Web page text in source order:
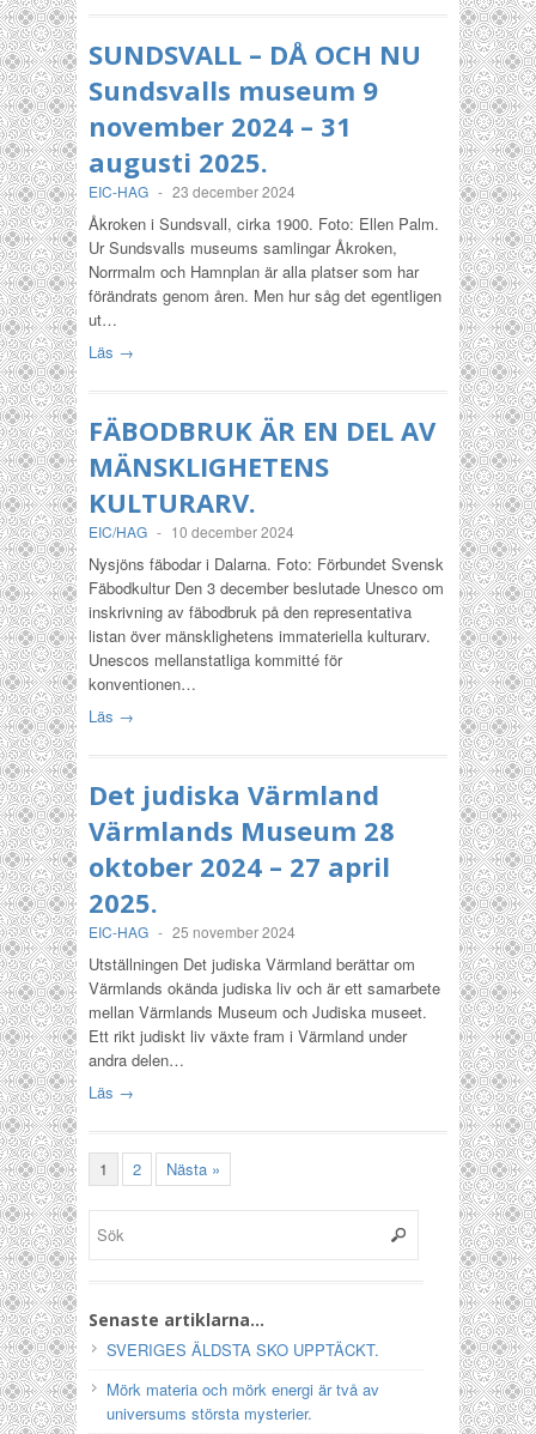
SUNDSVALL – DÅ OCH NU
Sundsvalls museum 9
november 2024 – 31
augusti 2025.
EIC-HAG - 23 december 2024
Åkroken i Sundsvall, cirka 1900. Foto: Ellen Palm.
Ur Sundsvalls museums samlingar Åkroken,
Norrmalm och Hamnplan är alla platser som har
förändrats genom åren. Men hur såg det egentligen
ut…
Läs →
FÄBODBRUK ÄR EN DEL AV
MÄNSKLIGHETENS
KULTURARV.
EIC/HAG - 10 december 2024
Nysjöns fäbodar i Dalarna. Foto: Förbundet Svensk
Fäbodkultur Den 3 december beslutade Unesco om
inskrivning av fäbodbruk på den representativa
listan över mänsklighetens immateriella kulturarv.
Unescos mellanstatliga kommitté för
konventionen…
Läs →
Det judiska Värmland
Värmlands Museum 28
oktober 2024 – 27 april
2025.
EIC-HAG - 25 november 2024
Utställningen Det judiska Värmland berättar om
Värmlands okända judiska liv och är ett samarbete
mellan Värmlands Museum och Judiska museet.
Ett rikt judiskt liv växte fram i Värmland under
andra delen…
Läs →
1 2 Nästa »
Senaste artiklarna…
SVERIGES ÄLDSTA SKO UPPTÄCKT.
Mörk materia och mörk energi är två av
universums största mysterier.